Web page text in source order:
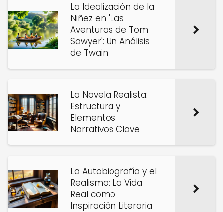
La Idealización de la
Niñez en 'Las
Aventuras de Tom
Sawyer': Un Análisis
de Twain
La Novela Realista:
Estructura y
Elementos
Narrativos Clave
La Autobiografía y el
Realismo: La Vida
Real como
Inspiración Literaria